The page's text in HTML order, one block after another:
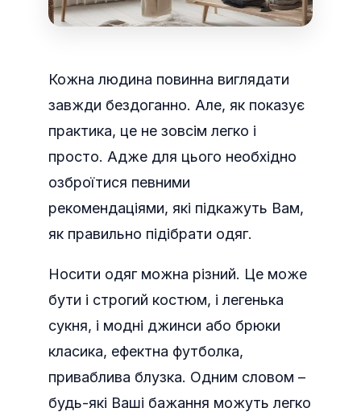
Кожна людина повинна виглядати
завжди бездоганно. Але, як показує
практика, це не зовсім легко і
просто. Адже для цього необхідно
озброїтися певними
рекомендаціями, які підкажуть Вам,
як правильно підібрати одяг.
Носити одяг можна різний. Це може
бути і строгий костюм, і легенька
сукня, і модні джинси або брюки
класика, ефектна футболка,
приваблива блузка. Одним словом –
будь-які Ваші бажання можуть легко